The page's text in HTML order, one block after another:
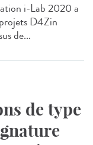
i-Lab 2020 a
D4Zin
de...
de type